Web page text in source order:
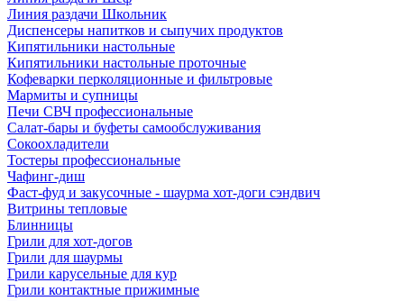
Линия раздачи Школьник
Диспенсеры напитков и сыпучих продуктов
Кипятильники настольные
Кипятильники настольные проточные
Кофеварки перколяционные и фильтровые
Мармиты и супницы
Печи СВЧ профессиональные
Салат-бары и буфеты самообслуживания
Сокоохладители
Тостеры профессиональные
Чафинг-диш
Фаст-фуд и закусочные - шаурма хот-доги сэндвич
Витрины тепловые
Блинницы
Грили для хот-догов
Грили для шаурмы
Грили карусельные для кур
Грили контактные прижимные